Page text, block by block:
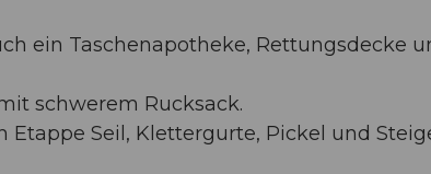
ein Taschenapotheke, Rettungsdecke
schwerem Rucksack.
Seil, Klettergurte, Pickel und